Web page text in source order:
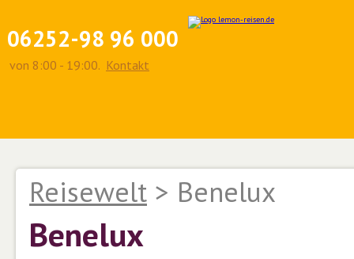
06252-98 96 000
von 8:00 - 19:00. Kontakt
Reisewelt > Benelux
Benelux